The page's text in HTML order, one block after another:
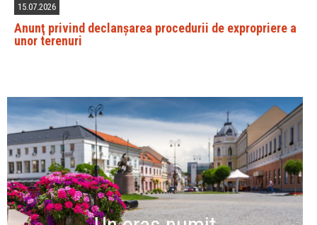
15.07.2026
Anunţ privind declanșarea procedurii de expropriere a
unor terenuri